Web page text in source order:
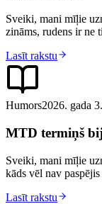
Sveiki, mani mīļie
zināms, rudens ir ne
Lasīt rakstu
Humors2026. gada
MTD termiņš
Sveiki, mani mīļie
kāds vēl nav
Lasīt rakstu